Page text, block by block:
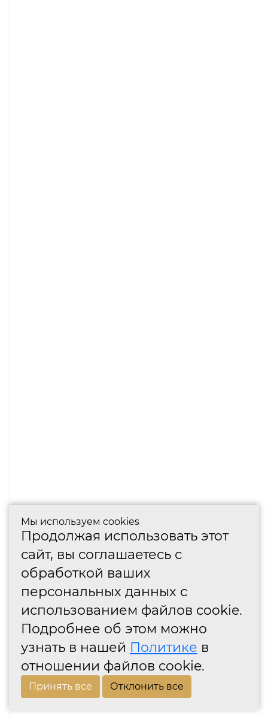
Мы используем cookies
Продолжая использовать этот
сайт, вы соглашаетесь с
обработкой ваших
персональных данных с
использованием файлов cookie.
Подробнее об этом можно
узнать в нашей Политике в
отношении файлов cookie.
Принять все Отклонить все